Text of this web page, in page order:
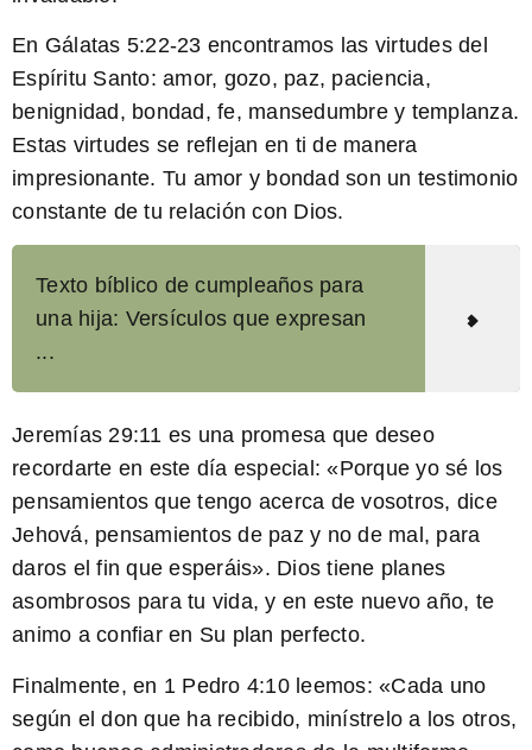
En Gálatas 5:22-23 encontramos las virtudes del
Espíritu Santo: amor, gozo, paz, paciencia,
benignidad, bondad, fe, mansedumbre y templanza.
Estas virtudes se reflejan en ti de manera
impresionante. Tu amor y bondad son un testimonio
constante de tu relación con Dios.
Texto bíblico de cumpleaños para
una hija: Versículos que expresan
...
Jeremías 29:11 es una promesa que deseo
recordarte en este día especial: «Porque yo sé los
pensamientos que tengo acerca de vosotros, dice
Jehová, pensamientos de paz y no de mal, para
daros el fin que esperáis». Dios tiene planes
asombrosos para tu vida, y en este nuevo año, te
animo a confiar en Su plan perfecto.
Finalmente, en 1 Pedro 4:10leemos: «Cada uno
según el don que ha recibido, minístrelo a los otros,